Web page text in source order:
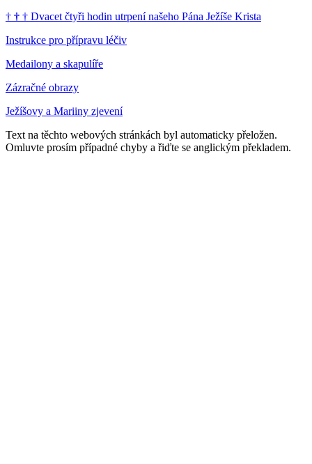
† † † Dvacet čtyři hodin utrpení našeho Pána Ježíše Krista
Instrukce pro přípravu léčiv
Medailony a skapulíře
Zázračné obrazy
Ježíšovy a Mariiny zjevení
Text na těchto webových stránkách byl automaticky přeložen.
Omluvte prosím případné chyby a řiďte se anglickým překladem.